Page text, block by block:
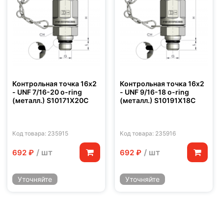
Контрольная точка 16x2
- UNF 7/16-20 o-ring
(металл.) S10171X20C
Код товара: 235915
692 ₽ / шт
Уточняйте
Контрольная точка 16x2
- UNF 9/16-18 o-ring
(металл.) S10191X18C
Код товара: 235916
692 ₽ / шт
Уточняйте